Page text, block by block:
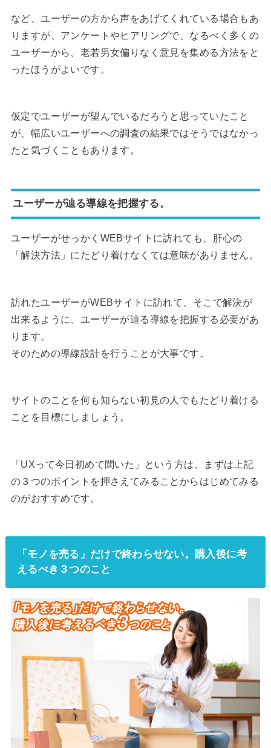
など、ユーザーの方から声をあげてくれている場合もあ
りますが、アンケートやヒアリングで、なるべく多くの
ユーザーから、老若男女偏りなく意見を集める方法をと
ったほうがよいです。
仮定でユーザーが望んでいるだろうと思っていたこと
が、幅広いユーザーへの調査の結果ではそうではなかっ
たと気づくこともあります。
ユーザーが辿る導線を把握する。
ユーザーがせっかくWEBサイトに訪れても、肝心の
「解決方法」にたどり着けなくては意味がありません。
訪れたユーザーがWEBサイトに訪れて、そこで解決が
出来るように、ユーザーが辿る導線を把握する必要があ
ります。
そのための導線設計を行うことが大事です。
サイトのことを何も知らない初見の人でもたどり着ける
ことを目標にしましょう。
「UXって今日初めて聞いた」という方は、まずは上記
の３つのポイントを押さえてみることからはじめてみる
のがおすすめです。
「モノを売る」だけで終わらせない。購入後に考
えるべき３つのこと